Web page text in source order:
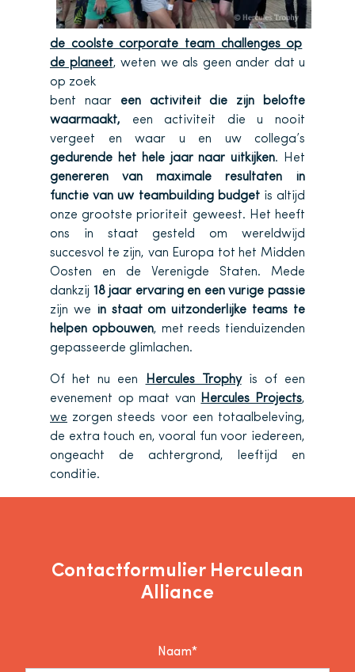
de coolste corporate team challenges op
de planeet, weten we als geen ander dat u
op zoek
bent naar een activiteit die zijn belofte
waarmaakt, een activiteit die u nooit
vergeet en waar u en uw collega’s
gedurende het hele jaar naar uitkijken. Het
genereren van maximale resultaten in
functie van uw teambuilding budgetis altijd
onze grootste prioriteit geweest. Het heeft
ons in staat gesteld om wereldwijd
succesvol te zijn, van Europa tot het Midden
Oosten en de Verenigde Staten. Mede
dankzij 18 jaar ervaring en een vurige passie
zijn we in staat om uitzonderlijke teams te
helpen opbouwen, met reeds tienduizenden
gepasseerde glimlachen.
Of het nu een Hercules Trophyis of een
evenement op maat van Hercules Projects,
we zorgen steeds voor een totaalbeleving,
de extra touch en, vooral fun voor iedereen,
ongeacht de achtergrond, leeftijd en
conditie.
Contactformulier Herculean
Alliance
Naam*